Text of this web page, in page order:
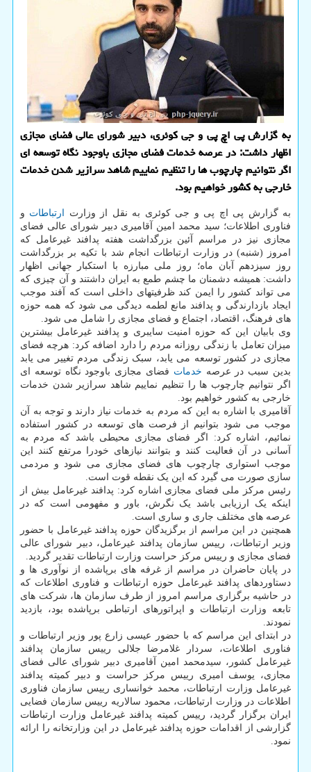
به گزارش پی اچ پی و جی کوئری، دبیر شورای عالی فضای مجازی
اظهار داشت: در عرصه خدمات فضای مجازی باوجود نگاه توسعه ای
اگر نتوانیم چارچوب ها را تنظیم نماییم شاهد سرازیر شدن خدمات
خارجی به کشور خواهیم بود.
به گزارش پی اچ پی و جی کوئری به نقل از وزارت ارتباطات و
فناوری اطلاعات؛ سید محمد امین آقامیری دبیر شورای عالی فضای
مجازی نیز در مراسم آئین بزرگداشت هفته پدافند غیرعامل که
امروز (شنبه) در وزارت ارتباطات انجام شد با تکیه بر بزرگداشت
روز سیزدهم آبان ماه؛ روز ملی مبارزه با استکبار جهانی اظهار
داشت: همیشه دشمنان ما چشم طمع به ایران داشتند و آن چیزی که
می تواند کشور را ایمن کند ظرفیتهای داخلی است که آفند موجب
ایجاد بازدارندگی و پدافند مانع لطمه دیدگی می شود که همه حوزه
های فرهنگ، اقتصاد، اجتماع و فضای مجازی را شامل می شود.
وی بابیان این که حوزه امنیت سایبری و پدافند غیرعامل بیشترین
میزان تعامل با زندگی روزانه مردم را دارد اضافه کرد: هرچه فضای
مجازی در کشور توسعه می یابد، سبک زندگی مردم تغییر می یابد
بدین سبب در عرصه خدمات فضای مجازی باوجود نگاه توسعه ای
اگر نتوانیم چارچوب ها را تنظیم نماییم شاهد سرازیر شدن خدمات
خارجی به کشور خواهیم بود.
آقامیری با اشاره به این که مردم به خدمات نیاز دارند و توجه به آن
موجب می شود بتوانیم از فرصت های توسعه در کشور استفاده
نمائیم، اشاره کرد: اگر فضای مجازی محیطی باشد که مردم به
آسانی در آن فعالیت کنند و بتوانند نیازهای خودرا مرتفع کنند این
موجب استواری چارچوب های فضای مجازی می شود و مردمی
سازی صورت می گیرد که این یک نقطه قوت است.
رئیس مرکز ملی فضای مجازی اشاره کرد: پدافند غیرعامل بیش از
اینکه یک ارزیابی باشد یک نگرش، باور و مفهومی است که در
عرصه های مختلف جاری و ساری است.
همچنین در این مراسم از برگزیدگان حوزه پدافند غیرعامل با حضور
وزیر ارتباطات، رییس سازمان پدافند غیرعامل، دبیر شورای عالی
فضای مجازی و رییس مرکز حراست وزارت ارتباطات تقدیر گردید.
در پایان حاضران در مراسم از غرفه های برپاشده از نوآوری ها و
دستاوردهای پدافند غیرعامل حوزه ارتباطات و فناوری اطلاعات که
در حاشیه برگزاری مراسم امروز از طرف سازمان ها، شرکت های
تابعه وزارت ارتباطات و اپراتورهای ارتباطی برپاشده بود، بازدید
نمودند.
در ابتدای این مراسم که با حضور عیسی زارع پور وزیر ارتباطات و
فناوری اطلاعات، سردار غلامرضا جلالی رییس سازمان پدافند
غیرعامل کشور، سیدمحمد امین آقامیری دبیر شورای عالی فضای
مجازی، یوسف امیری رییس مرکز حراست و دبیر کمیته پدافند
غیرعامل وزارت ارتباطات، محمد خوانساری رییس سازمان فناوری
اطلاعات در وزارت ارتباطات، محمود سالاریه رییس سازمان فضایی
ایران برگزار گردید، رییس کمیته پدافند غیرعامل وزارت ارتباطات
گزارشی از اقدامات حوزه پدافند غیرعامل در این وزارتخانه را ارائه
نمود.